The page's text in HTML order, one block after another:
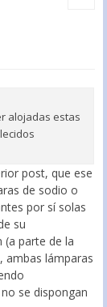
alojadas estas
post, que ese
de sodio o
por sí solas
su
(a parte de la
ambas lámparas
se dispongan